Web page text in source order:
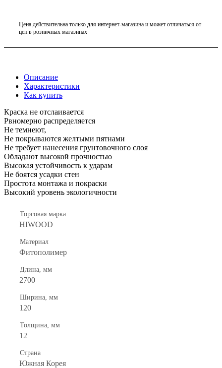
Цена действительна только для интернет-магазина и может отличаться от
цен в розничных магазинах
Описание
Характеристики
Как купить
Краска не отслаивается
Рвномерно распределяется
Не темнеют,
Не покрываются желтыми пятнами
Не требует нанесения грунтовочного слоя
Обладают высокой прочностью
Высокая устойчивость к ударам
Не боятся усадки стен
Простота монтажа и покраски
Высокий уровень экологичности
Торговая марка
HIWOOD
Материал
Фитополимер
Длина, мм
2700
Ширина, мм
120
Толщина, мм
12
Страна
Южная Корея